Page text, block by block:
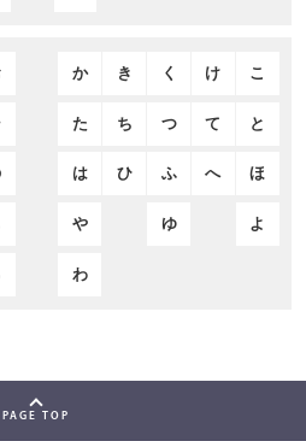
か き く け こ
た ち つ て と
は ひ ふ へ ほ
や ゆ よ
わ
PAGE TOP